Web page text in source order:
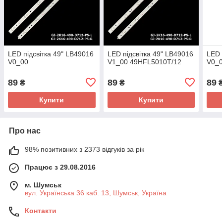
LED підсвітка 49" LB49016
V0_00
89 ₴
Купити
LED підсвітка 49" LB49016
V1_00 49HFL5010T/12
89₴
Купити
LED
89
Про нас
98% позитивних з 2373 відгуків за рік
Працює з 29.08.2016
м. Шумськ
вул. Українська 36 каб. 13, Шумськ, Україна
Контакти